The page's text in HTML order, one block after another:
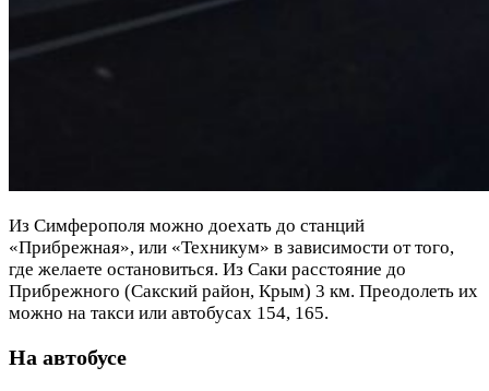
Из Симферополя можно доехать до станций
«Прибрежная», или «Техникум» в зависимости от того,
где желаете остановиться. Из Саки расстояние до
Прибрежного (Сакский район, Крым) 3 км. Преодолеть их
можно на такси или автобусах 154, 165.
На автобусе